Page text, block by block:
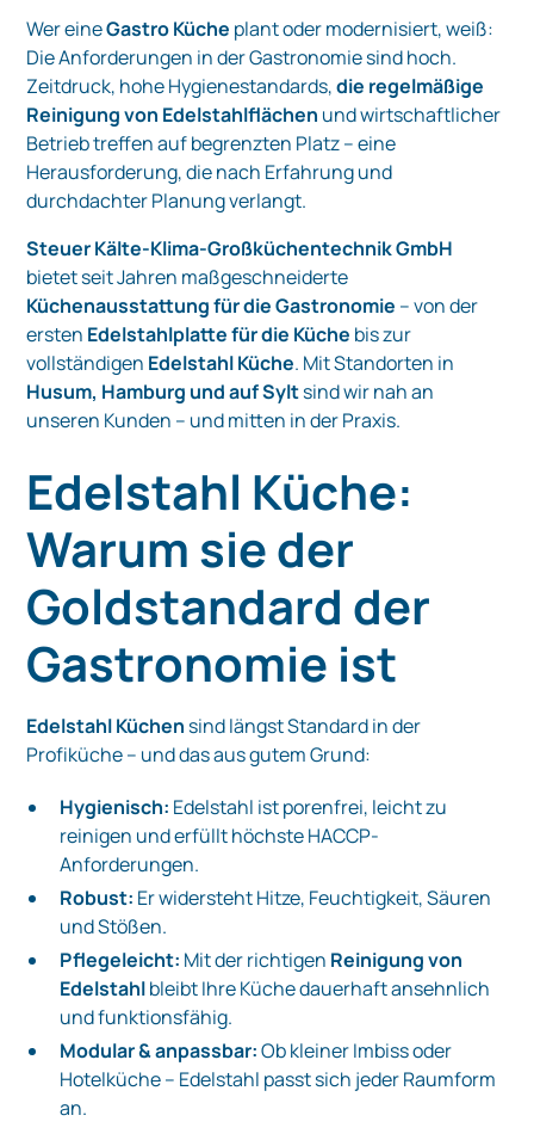
Wer eineGastro Küche plant oder modernisiert, weiß:
Die Anforderungen in der Gastronomie sind hoch.
Zeitdruck, hohe Hygienestandards,die regelmäßige
Reinigung von Edelstahlflächen und wirtschaftlicher
Betrieb treffen auf begrenzten Platz – eine
Herausforderung, die nach Erfahrung und
durchdachter Planung verlangt.
Steuer Kälte-Klima-Großküchentechnik GmbH
bietet seit Jahren maßgeschneiderte
Küchenausstattung für die Gastronomie – von der
ersten Edelstahlplatte für die Küche bis zur
vollständigen Edelstahl Küche. Mit Standorten in
Husum, Hamburg und auf Syltsind wir nah an
unseren Kunden – und mitten in der Praxis.
Edelstahl Küche:
Warum sie der
Goldstandard der
Gastronomie ist
Edelstahl Küchen sind längst Standard in der
Profiküche – und das aus gutem Grund:
Hygienisch: Edelstahl ist porenfrei, leicht zu
reinigen und erfüllt höchste HACCP-
Anforderungen.
Robust: Er widersteht Hitze, Feuchtigkeit, Säuren
und Stößen.
Pflegeleicht: Mit der richtigen Reinigung von
Edelstahlbleibt Ihre Küche dauerhaft ansehnlich
und funktionsfähig.
Modular & anpassbar:Ob kleiner Imbiss oder
Hotelküche – Edelstahl passt sich jeder Raumform
an.